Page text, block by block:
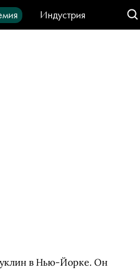
Индустрия
в Нью-Йорке. Он